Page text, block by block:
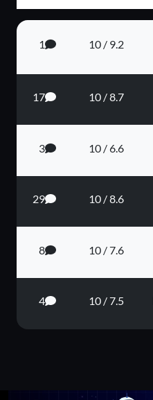
9.2 / 10
1
8.7 / 10
17
6.6 / 10
3
8.6 / 10
29
7.6 / 10
8
7.5 / 10
4